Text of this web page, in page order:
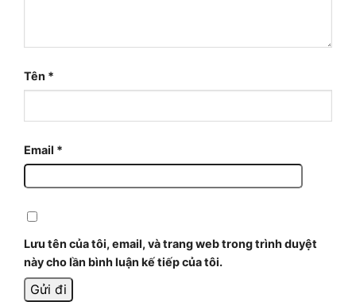
Tên *
Email *
Lưu tên của tôi, email, và trang web trong trình duyệt
này cho lần bình luận kế tiếp của tôi.